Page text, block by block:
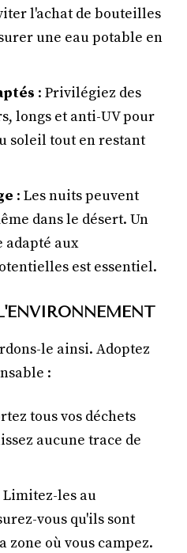
l'achat de bouteilles
une eau potable en
: Privilégiez des
longs et anti-UV pour
soleil tout en restant
: Les nuits peuvent
dans le désert. Un
adapté aux
est essentiel.
le ainsi. Adoptez
:
tous vos déchets
aucune trace de
Limitez-les au
vous qu'ils sont
zone où vous campez.